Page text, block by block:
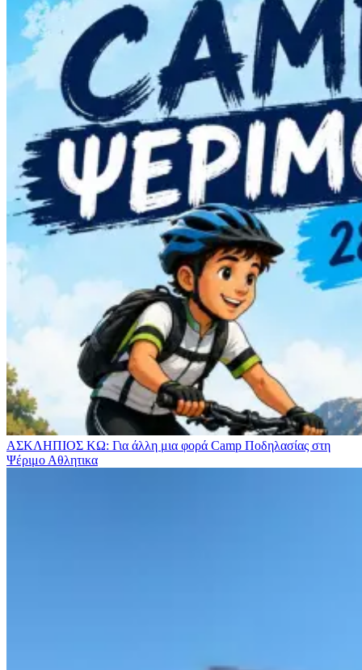
ΑΣΚΛΗΠΙΟΣ ΚΩ: Για άλλη μια φορά Camp Ποδηλασίας στη
Ψέριμο Αθλητικα